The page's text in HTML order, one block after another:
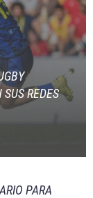
REDES
PARA